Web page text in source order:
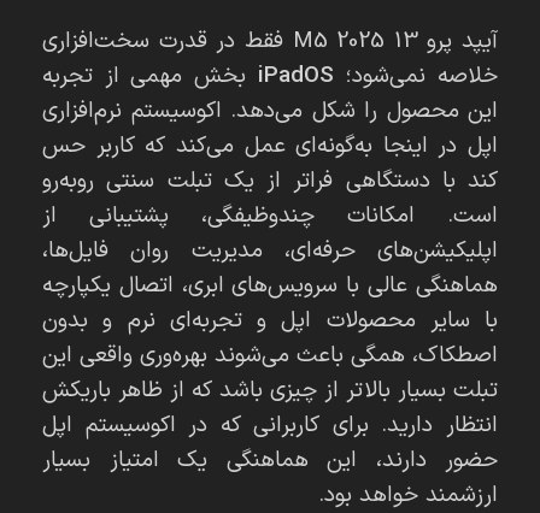
آیپد پرو 13 M5 2025 فقط در قدرت سخت‌افزاری
خلاصه نمی‌شود؛ iPadOS بخش مهمی از تجربه
این محصول را شکل می‌دهد. اکوسیستم نرم‌افزاری
اپل در اینجا به‌گونه‌ای عمل می‌کند که کاربر حس
کند با دستگاهی فراتر از یک تبلت سنتی روبه‌رو
است. امکانات چندوظیفگی، پشتیبانی از
اپلیکیشن‌های حرفه‌ای، مدیریت روان فایل‌ها،
هماهنگی عالی با سرویس‌های ابری، اتصال یکپارچه
با سایر محصولات اپل و تجربه‌ای نرم و بدون
اصطکاک، همگی باعث می‌شوند بهره‌وری واقعی این
تبلت بسیار بالاتر از چیزی باشد که از ظاهر باریکش
انتظار دارید. برای کاربرانی که در اکوسیستم اپل
حضور دارند، این هماهنگی یک امتیاز بسیار
ارزشمند خواهد بود.